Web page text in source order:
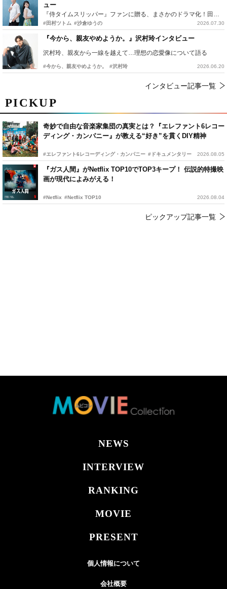
PICKUP
奇妙で自由な音楽家集団の真実とは？『エレファント6レコー
ディング・カンパニー』が教える“好き”を貫くDIY精神
#エレファント6レコーディング・カンパニー #ドキュメンタリー 2026.08.05
『ガス人間』がNetflix TOP10でTOP3キープ！ 伝説的特撮映
画が現代によみがえる！
#Netflix #Netflix TOP10 2026.08.04
ピックアップ記事一覧
ュー
『侍タイムスリッパー』ファンに贈る、まさかのドラマ化！田村ツトム×沙倉ゆうのが語る『心配無用ノ介』撮影秘話
#田村ツトム #沙倉ゆうの 2026.07.30
『今から、親友やめようか。』沢村玲インタビュー
沢村玲、親友から一線を越えて…理想の恋愛像について語る
#今から、親友やめようか。 #沢村玲 2026.06.20
インタビュー記事一覧
NEWS
INTERVIEW
RANKING
MOVIE
PRESENT
個人情報について
会社概要